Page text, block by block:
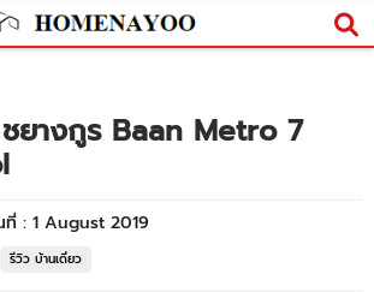
ชยางกูร Baan Metro 7
: 1 August 2019
รีวิว บ้านเดี่ยว